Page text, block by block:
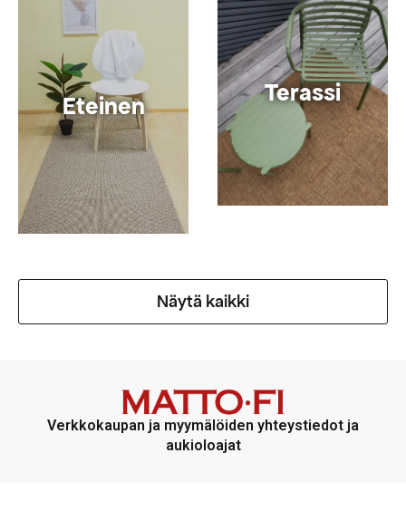
Eteinen Terassi
Näytä kaikki
Verkkokaupan ja myymälöiden yhteystiedot ja
aukioloajat